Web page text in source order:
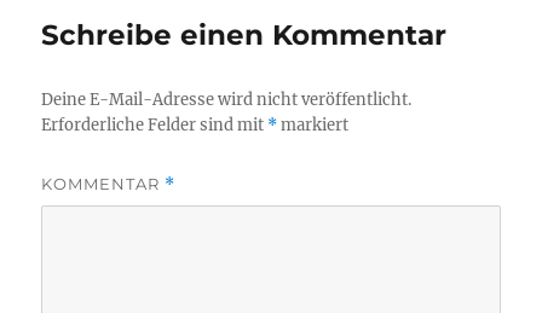
Schreibe einen Kommentar
Deine E-Mail-Adresse wird nicht veröffentlicht.
Erforderliche Felder sind mit *markiert
KOMMENTAR *